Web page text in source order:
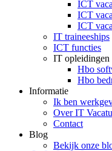
ICT
ICT
ICT
IT traineeships
ICT functies
IT opleidingen
Hbo
Hbo
Informatie
Ik ben
Over IT
Contact
Blog
Bekijk onze